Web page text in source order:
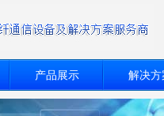
产品展示 解决方